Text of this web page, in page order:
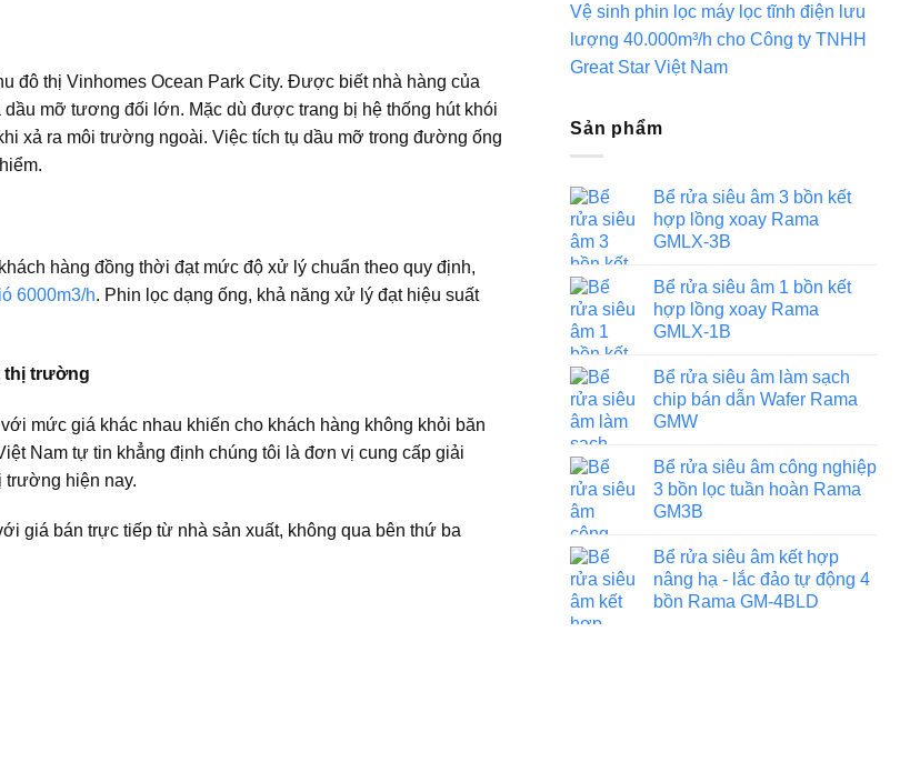
đô thị Vinhomes Ocean Park City. Được biết nhà hàng của
mỡ tương đối lớn. Mặc dù được trang bị hệ thống hút khói
xả ra môi trường ngoài. Việc tích tụ dầu mỡ trong đường ống
hàng đồng thời đạt mức độ xử lý chuẩn theo quy định,
6000m3/h. Phin lọc dạng ống, khả năng xử lý đạt hiệu suất
thị trường
mức giá khác nhau khiến cho khách hàng không khỏi băn
Nam tự tin khẳng định chúng tôi là đơn vị cung cấp giải
trường hiện nay.
giá bán trực tiếp từ nhà sản xuất, không qua bên thứ ba
Vệ sinh phin lọc máy lọc tĩnh điện lưu
lượng 40.000m³/h cho Công ty TNHH
Great Star Việt Nam
Sản phẩm
Bể rửa siêu âm 3 bồn kết
hợp lồng xoay Rama
GMLX-3B
Bể rửa siêu âm 1 bồn kết
hợp lồng xoay Rama
GMLX-1B
Bể rửa siêu âm làm sạch
chip bán dẫn Wafer Rama
GMW
Bể rửa siêu âm công nghiệp
3 bồn lọc tuần hoàn Rama
GM3B
Bể rửa siêu âm kết hợp
nâng hạ - lắc đảo tự động 4
bồn Rama GM-4BLD